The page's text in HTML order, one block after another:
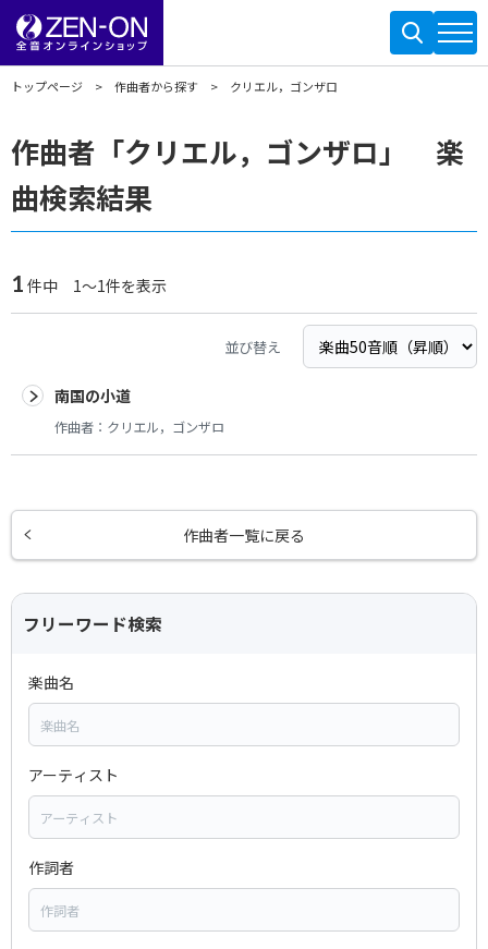
トップページ 作曲者から探す クリエル，ゴンザロ
作曲者「クリエル，ゴンザロ」 楽
曲検索結果
1 件中 1～1件を表示
並び替え
南国の小道
作曲者： クリエル，ゴンザロ
作曲者一覧に戻る
フリーワード検索
楽曲名
アーティスト
作詞者